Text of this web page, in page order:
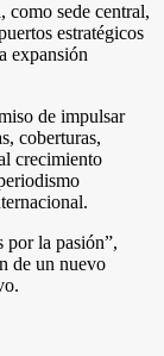
sede central,
estratégicos
expansión
de impulsar
coberturas,
crecimiento
por la pasión”,
de un nuevo